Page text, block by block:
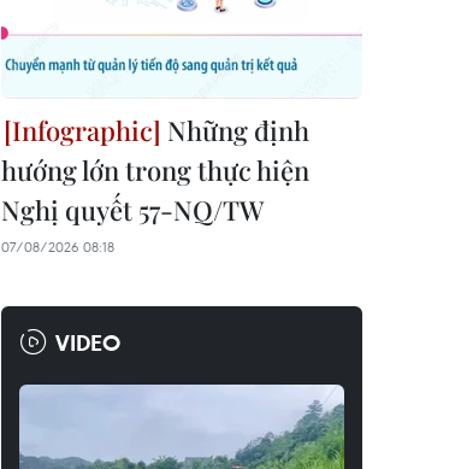
Những định
hướng lớn trong thực hiện
Nghị quyết 57-NQ/TW
07/08/2026 08:18
VIDEO